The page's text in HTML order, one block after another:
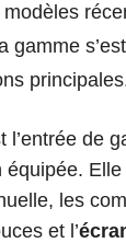
gamme
l’entrée de
équipée.
les
et l’